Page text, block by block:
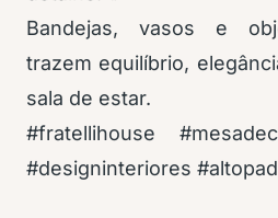
Bandejas, vasos e
trazem equilíbrio,
sala de estar.
#fratellihouse
#designinteriores